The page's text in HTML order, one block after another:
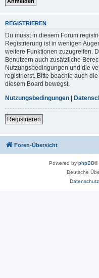
REGISTRIEREN
Du musst in diesem Forum
Registrierung ist in wenigen
weitere Funktionen zuzugreifen.
Benutzern auch zusätzliche
Nutzungsbedingungen und die
registrierst. Bitte beachte auch
diesem Board bewegst.
Nutzungsbedingungen |
Registrieren
Foren-Übersicht
Powered by phpBB®
Deutsche
Datenschutz